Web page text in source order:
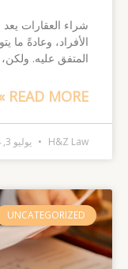
شراء العقارات يعد
الأفراد، وعادةً ما
المتفق عليه.
READ MORE »
H&Z Law يوليو 3, 2024
UNCATEGORIZED